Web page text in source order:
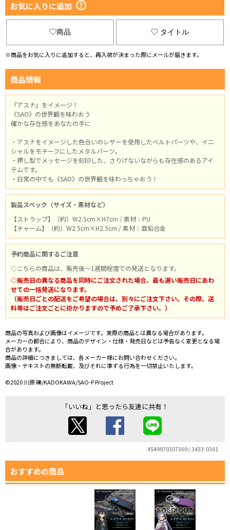
お気に入りに追加
商品 タイトル
※商品をお気に入りに追加すると、再入荷が決まった際にメールが届きます。
商品情報
『アスナ』をイメージ！
《SAO》の世界観を味わおう
確かな存在感をあなたの手に
・アスナをイメージした色合いのレザーを使用したベルトパーツや、イニ
シャルをモチーフにしたメタルパーツ。
・押し型でメッセージを刻印した、さりげないながらも存在感のあるアイ
テムです。
・日常の中でも《SAO》の世界観を味わっちゃおう！
製品スペック（サイズ・素材など）
【ストラップ】（約）W2.5cm×H7cm / 素材：PU
【チャーム】（約）W2.5cm×H2.5cm / 素材：亜鉛合金
予約商品に関するご注意
◇こちらの商品は、販売後～1週間程度での発送となります。
◇販売日の異なる商品を同時にご注文された場合、最も遅い販売日にあわ
せての一括発送になります。
（販売日ごとの配送をご希望の場合は、別々にご注文下さい。その際、送
料等はご注文ごとに掛かりますので予めご了承下さい。）
商品の写真および画像はイメージです。実際の商品とは異なる場合があります。
メーカーの都合により、商品のデザイン・仕様・発売日などは予告なく変更となる場
合があります。
商品の詳細につきましては、各メーカー様にお問い合わせください。
画像・テキストの無断転載、及びそれに準ずる行為を一切禁止いたします。
©2020 川原 礫/KADOKAWA/SAO-P Project
「いいね」と思ったら友達に共有！
4549970307369 / 3433-0361
おすすめの商品